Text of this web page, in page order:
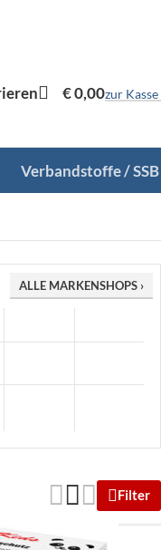
€0,00zur Kasse
Verbandstoffe / SSB
ALLE MARKENSHOPS ›
Filter